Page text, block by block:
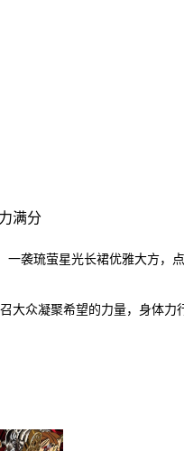
满分
一袭琉萤星光长裙优雅大方
大众凝聚希望的力量，身体力